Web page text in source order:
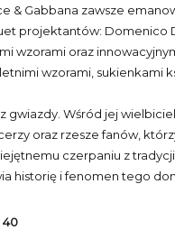
& Gabbana zawsze
projektantów: Domenico
wzorami oraz
wzorami, sukienkami
Wśród jej
oraz rzesze fanów,
czerpaniu z
historię i fenomen tego
40